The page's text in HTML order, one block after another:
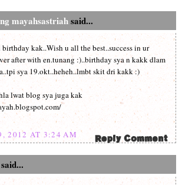
mayahsastriahsaid...
kak..Wish u all the best..success in ur
after with en.tunang :)..birthday sya n kakk dlam
sya 19.okt..heheh..lmbt skit dri kakk :)
lwat blog sya juga kak
2012 AT 3:24 AM
said...